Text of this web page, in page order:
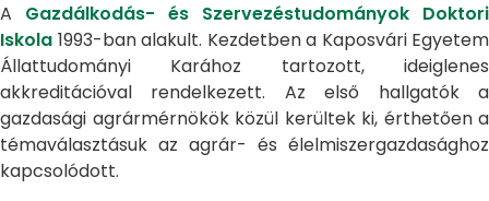
A Gazdálkodás- és Szervezéstudományok Doktori
Iskola 1993-ban alakult. Kezdetben a Kaposvári Egyetem
Állattudományi Karához tartozott, ideiglenes
akkreditációval rendelkezett. Az első hallgatók a
gazdasági agrármérnökök közül kerültek ki, érthetően a
témaválasztásuk az agrár- és élelmiszergazdasághoz
kapcsolódott.